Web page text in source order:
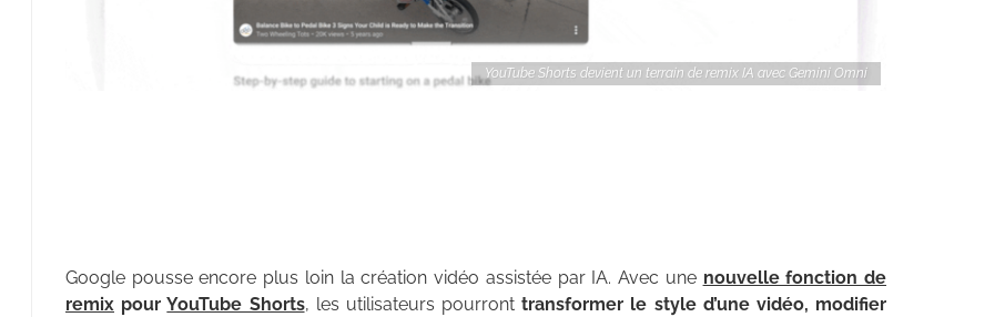
YouTube Shorts devient un terrain de remix IA avec Gemini Omni
Google pousse encore plus loin la création vidéo assistée par IA. Avec une nouvelle fonction de
remix pourYouTube Shorts, les utilisateurs pourronttransformer le style d’une vidéo, modifier